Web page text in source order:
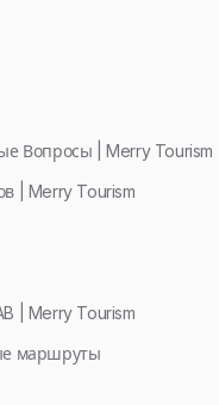
Вопросы | Merry Tourism
| Merry Tourism
| Merry Tourism
маршруты